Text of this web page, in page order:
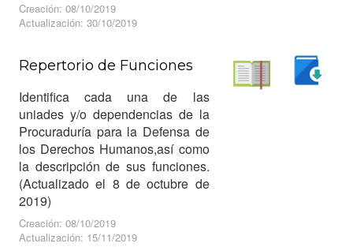
Creación: 08/10/2019
Actualización: 30/10/2019
Repertorio de Funciones
Identifica cada una de las
uniades y/o dependencias de la
Procuraduría para la Defensa de
los Derechos Humanos,así como
la descripción de sus funciones.
(Actualizado el 8 de octubre de
2019)
Creación: 08/10/2019
Actualización: 15/11/2019